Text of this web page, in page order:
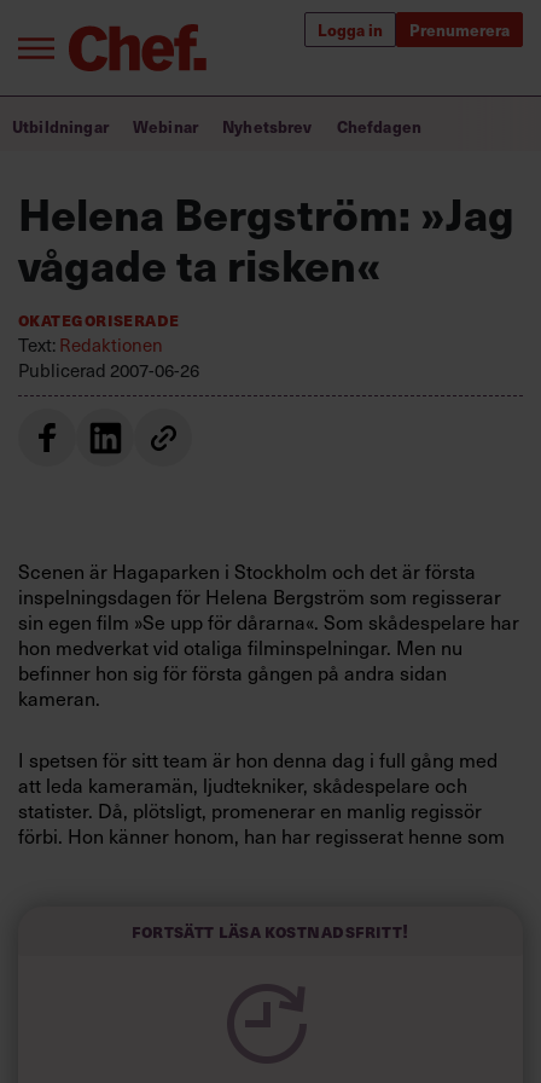
Logga in Prenumerera
Annonsera
Villkor och policy för
personuppgiftsbehandling
Sök
efter:
Bra ledare förändrar världen
Utbildning för ledare
Chefakademin+
Populära utbildningar
Utbildningar Webinar Nyhetsbrev Chefdagen
Helena Bergström: »Jag
vågade ta risken«
Okategoriserade
Text:Redaktionen
Publicerad 2007-06-26
Scenen är Hagaparken i Stockholm och det är första
inspelningsdagen för Helena Bergström som regisserar
sin egen film »Se upp för dårarna«. Som skådespelare har
hon medverkat vid otaliga filminspelningar. Men nu
befinner hon sig för första gången på andra sidan
kameran.
I spetsen för sitt team är hon denna dag i full gång med
att leda kameramän, ljudtekniker, skådespelare och
statister. Då, plötsligt, promenerar en manlig regissör
förbi. Hon känner honom, han har regisserat henne som
Så pinsamt. Hon skäms. »Vem tror hon att hon är? Vad
han? Vad ska han tänka om henne?« Tankarna piskar i
hennes huvud. Men så vänder det. Sakta men säkert
börjar hon att peppa sig själv och hittar ett jävlar anamma
Fortsätt läsa kostnadsfritt!